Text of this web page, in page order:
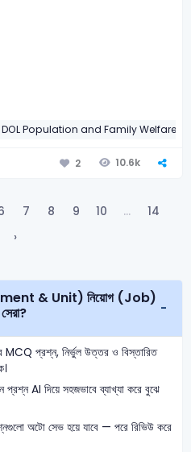
DOL Population and Family Welfare
2 10.6k
7 8 9 10 ...
14
›
MCQ প্রশ্ন, নির্ভুল উত্তর ও বিস্তারিত
প্রশ্ন AI দিয়ে সহজভাবে ব্যাখ্যা করে বুঝে
অটো সেভ হয়ে যাবে — পরে রিভিউ করে